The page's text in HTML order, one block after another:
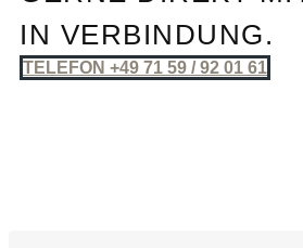
IN VERBINDUNG.
TELEFON +49 71 59 / 92 01 61